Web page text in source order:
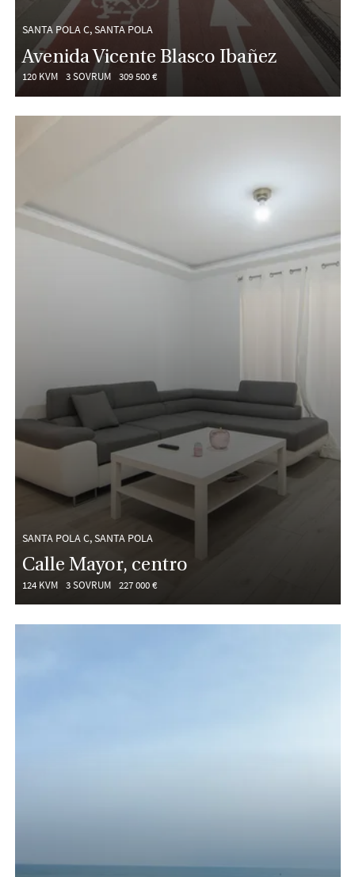
SANTA POLA C, SANTA POLA
Avenida Vicente Blasco Ibañez
120 KVM 3 SOVRUM 309 500 €
SANTA POLA C, SANTA POLA
Calle Mayor, centro
124 KVM 3 SOVRUM 227 000 €